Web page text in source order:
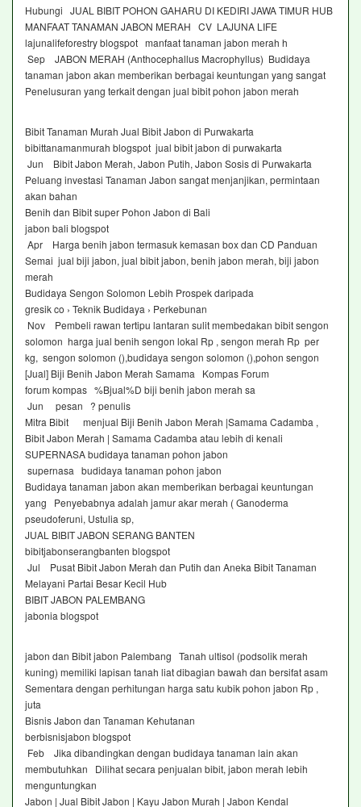
Hubungi JUAL BIBIT POHON GAHARU DI KEDIRI JAWA TIMUR HUB
MANFAAT TANAMAN JABON MERAH CV LAJUNA LIFE
lajunalifeforestry blogspot manfaat tanaman jabon merah h
Sep JABON MERAH (Anthocephallus Macrophyllus) Budidaya
tanaman jabon akan memberikan berbagai keuntungan yang sangat
Penelusuran yang terkait dengan jual bibit pohon jabon merah
Bibit Tanaman Murah Jual Bibit Jabon di Purwakarta
bibittanamanmurah blogspot jual bibit jabon di purwakarta
Jun Bibit Jabon Merah, Jabon Putih, Jabon Sosis di Purwakarta
Peluang investasi Tanaman Jabon sangat menjanjikan, permintaan
akan bahan
Benih dan Bibit super Pohon Jabon di Bali
jabon bali blogspot
Apr Harga benih jabon termasuk kemasan box dan CD Panduan
Semai jual biji jabon, jual bibit jabon, benih jabon merah, biji jabon
merah
Budidaya Sengon Solomon Lebih Prospek daripada
gresik co › Teknik Budidaya › Perkebunan
Nov Pembeli rawan tertipu lantaran sulit membedakan bibit sengon
solomon harga jual benih sengon lokal Rp , sengon merah Rp per
kg, sengon solomon (),budidaya sengon solomon (),pohon sengon
[Jual] Biji Benih Jabon Merah Samama Kompas Forum
forum kompas %Bjual%D biji benih jabon merah sa
Jun pesan ? penulis
Mitra Bibit menjual Biji Benih Jabon Merah |Samama Cadamba ,
Bibit Jabon Merah | Samama Cadamba atau lebih di kenali
SUPERNASA budidaya tanaman pohon jabon
supernasa budidaya tanaman pohon jabon
Budidaya tanaman jabon akan memberikan berbagai keuntungan
yang Penyebabnya adalah jamur akar merah ( Ganoderma
pseudoferuni, Ustulia sp,
JUAL BIBIT JABON SERANG BANTEN
bibitjabonserangbanten blogspot
Jul Pusat Bibit Jabon Merah dan Putih dan Aneka Bibit Tanaman
Melayani Partai Besar Kecil Hub
BIBIT JABON PALEMBANG
jabonia blogspot
jabon dan Bibit jabon Palembang Tanah ultisol (podsolik merah
kuning) memiliki lapisan tanah liat dibagian bawah dan bersifat asam
Sementara dengan perhitungan harga satu kubik pohon jabon Rp ,
juta
Bisnis Jabon dan Tanaman Kehutanan
berbisnisjabon blogspot
Feb Jika dibandingkan dengan budidaya tanaman lain akan
membutuhkan Dilihat secara penjualan bibit, jabon merah lebih
menguntungkan
Jabon | Jual Bibit Jabon | Kayu Jabon Murah | Jabon Kendal